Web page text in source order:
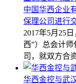
中国华西企业
保理公司进行
2017年5月25
西”）总会计
司，就双方合
华西金控与武